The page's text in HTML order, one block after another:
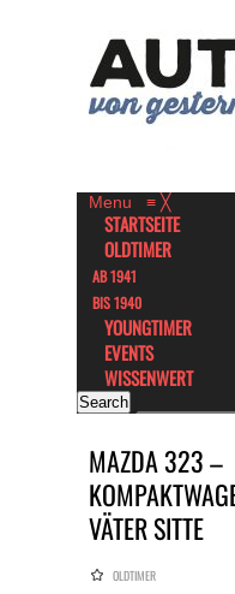
Menu ≡ ╳
STARTSEITE
OLDTIMER
AB 1941
BIS 1940
YOUNGTIMER
EVENTS
WISSENWERT
MAZDA 323 –
VÄTER SITTE
OLDTIMER